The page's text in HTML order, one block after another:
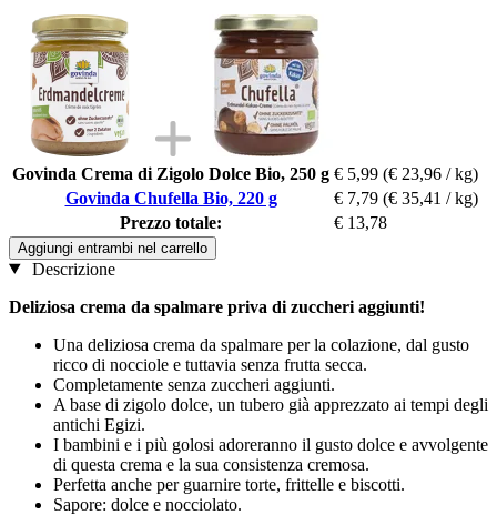
Govinda Crema di Zigolo Dolce Bio, 250 g € 5,99 (€ 23,96 / kg)
Govinda Chufella Bio, 220 g
€ 7,79 (€ 35,41 / kg)
Prezzo totale:
€ 13,78
Aggiungi entrambi nel carrello
Descrizione
Deliziosa crema da spalmare priva di zuccheri aggiunti!
Una deliziosa crema da spalmare per la colazione, dal gusto
ricco di nocciole e tuttavia senza frutta secca.
Completamente senza zuccheri aggiunti.
A base di zigolo dolce, un tubero già apprezzato ai tempi degli
antichi Egizi.
I bambini e i più golosi adoreranno il gusto dolce e avvolgente
di questa crema e la sua consistenza cremosa.
Perfetta anche per guarnire torte, frittelle e biscotti.
Sapore: dolce e nocciolato.